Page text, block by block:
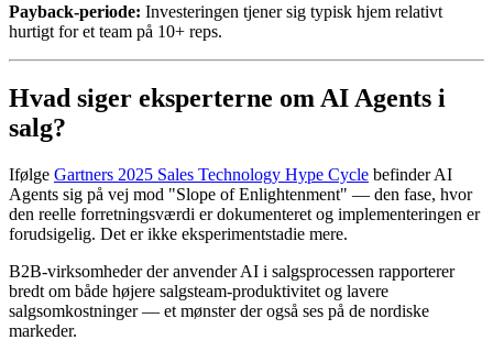
Payback-periode: Investeringen tjener sig typisk hjem relativt
hurtigt for et team på 10+ reps.
Hvad siger eksperterne om AI Agents i
salg?
Ifølge Gartners 2025 Sales Technology Hype Cycle befinder AI
Agents sig på vej mod "Slope of Enlightenment" — den fase, hvor
den reelle forretningsværdi er dokumenteret og implementeringen er
forudsigelig. Det er ikke eksperimentstadie mere.
B2B-virksomheder der anvender AI i salgsprocessen rapporterer
bredt om både højere salgsteam-produktivitet og lavere
salgsomkostninger — et mønster der også ses på de nordiske
markeder.